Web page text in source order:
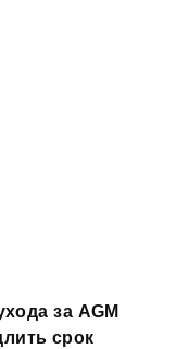
за AGM
срок